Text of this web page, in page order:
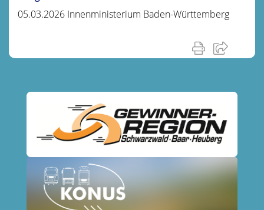
05.03.2026 Innenministerium Baden-Württemberg